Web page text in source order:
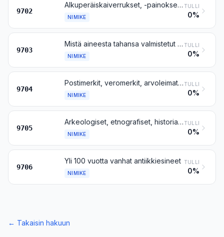
9702
Alkuperäiskaiverrukset, -painokset ja -litografiat
NIMIKE
TULLI
0%
9703
Mistä aineesta tahansa valmistetut alkuperäisveistokset ja -patsaat
NIMIKE
TULLI
0%
9704
Postimerkit, veromerkit, arvoleimat, ensipäiväkuoret, ehiöt ja niiden kaltaiset tavarat, mitätöidyt tai mitätöimättömät, muut kuin nimikkeeseen 4907 kuuluvat
NIMIKE
TULLI
0%
9705
Arkeologiset, etnografiset, historialliset, eläintieteelliset, kasvitieteelliset, mineralogiset, anatomiset, paleontologiset ja numismaattiset kokoelmat ja kokoelmaesineet
NIMIKE
TULLI
0%
9706
Yli 100 vuotta vanhat antiikkiesineet
NIMIKE
TULLI
0%
← Takaisin hakuun